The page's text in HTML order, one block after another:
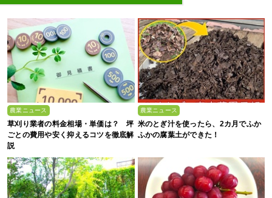
農業ニュース
草刈り業者の料金相場・単価は？ 坪
ごとの費用や安く抑えるコツを徹底解
説
農業ニュース
米のとぎ汁を使ったら、2カ月でふか
ふかの腐葉土ができた！